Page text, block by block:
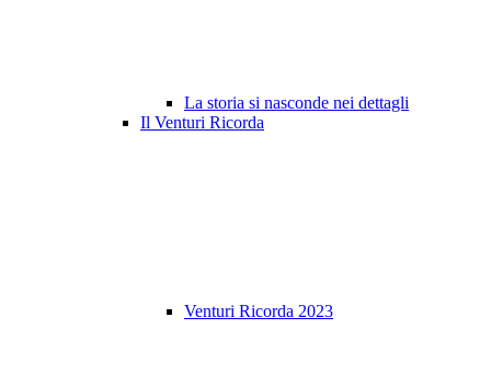
La storia si nasconde nei dettagli
Il Venturi Ricorda
Venturi Ricorda 2023